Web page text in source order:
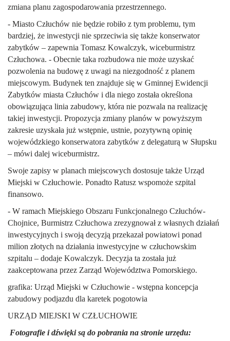
zmiana planu zagospodarowania przestrzennego.
- Miasto Człuchów nie będzie robiło z tym problemu, tym
bardziej, że inwestycji nie sprzeciwia się także konserwator
zabytków – zapewnia Tomasz Kowalczyk, wiceburmistrz
Człuchowa. - Obecnie taka rozbudowa nie może uzyskać
pozwolenia na budowę z uwagi na niezgodność z planem
miejscowym. Budynek ten znajduje się w Gminnej Ewidencji
Zabytków miasta Człuchów i dla niego została określona
obowiązująca linia zabudowy, która nie pozwala na realizację
takiej inwestycji. Propozycja zmiany planów w powyższym
zakresie uzyskała już wstępnie, ustnie, pozytywną opinię
wojewódzkiego konserwatora zabytków z delegaturą w Słupsku
– mówi dalej wiceburmistrz.
Swoje zapisy w planach miejscowych dostosuje także Urząd
Miejski w Człuchowie. Ponadto Ratusz wspomoże szpital
finansowo.
- W ramach Miejskiego Obszaru Funkcjonalnego Człuchów-
Chojnice, Burmistrz Człuchowa zrezygnował z własnych działań
inwestycyjnych i swoją decyzją przekazał powiatowi ponad
milion złotych na działania inwestycyjne w człuchowskim
szpitalu – dodaje Kowalczyk. Decyzja ta została już
zaakceptowana przez Zarząd Województwa Pomorskiego.
grafika: Urząd Miejski w Człuchowie - wstępna koncepcja
zabudowy podjazdu dla karetek pogotowia
URZĄD MIEJSKI W CZŁUCHOWIE
Fotografie i dźwięki są do pobrania na stronie urzędu: